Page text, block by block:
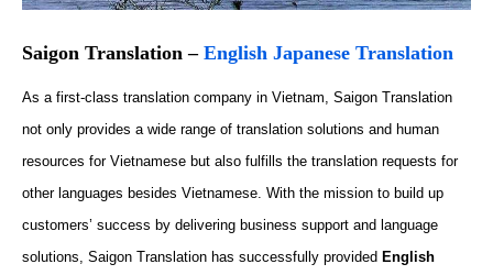
Saigon Translation – English Japanese Translation
As a first-class translation company in Vietnam, Saigon Translation
not only provides a wide range of translation solutions and human
resources for Vietnamese but also fulfills the translation requests for
other languages besides Vietnamese. With the mission to build up
customers’ success by delivering business support and language
solutions, Saigon Translation has successfully provided English